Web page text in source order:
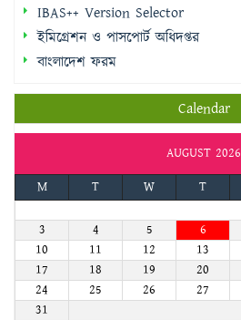
IBAS++ Version Selector
ইমিগ্রেশন ও পাসপোর্ট অধিদপ্তর
বাংলাদেশ ফরম
Calendar
AUGUST 2026
M
T W T
3
4 5 6
10
11 12 13
17
18 19 20
24
25 26 27
31